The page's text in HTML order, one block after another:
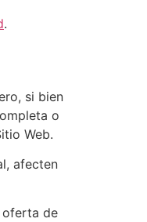
.
si bien
o
Web.
afecten
oferta de